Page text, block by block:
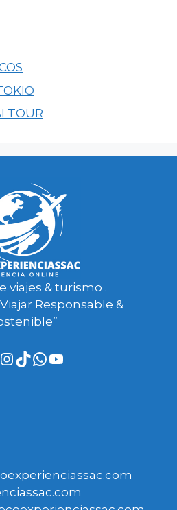
TOUR
viajes & turismo .
Responsable &
Instagram
TikTok
WhatsApp
YouTube